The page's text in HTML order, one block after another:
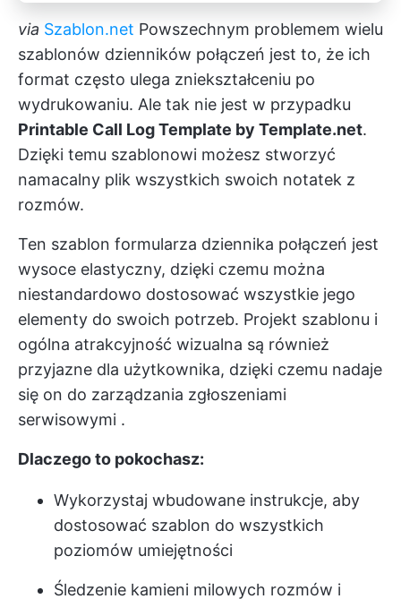
via Szablon.net Powszechnym problemem wielu
szablonów dzienników połączeń jest to, że ich
format często ulega zniekształceniu po
wydrukowaniu. Ale tak nie jest w przypadku
Printable Call Log Template by Template.net.
Dzięki temu szablonowi możesz stworzyć
namacalny plik wszystkich swoich notatek z
rozmów.
Ten szablon formularza dziennika połączeń jest
wysoce elastyczny, dzięki czemu można
niestandardowo dostosować wszystkie jego
elementy do swoich potrzeb. Projekt szablonu i
ogólna atrakcyjność wizualna są również
przyjazne dla użytkownika, dzięki czemu nadaje
się on do zarządzania zgłoszeniami
serwisowymi .
Dlaczego to pokochasz:
Wykorzystaj wbudowane instrukcje, aby
dostosować szablon do wszystkich
poziomów umiejętności
Śledzenie kamieni milowych rozmów i